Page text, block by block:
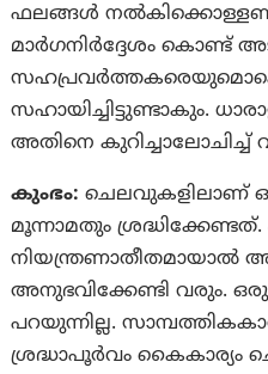
ഫലങ്ങള്‍
മാര്‍ഗനിര്‍ദ്ദേശം
സഹായിച്ചിട്ടുണ്ടാകും.
അതിനെ കുറിച്ചാലോചിച്ച്
കുംഭം: ചെലവുകളിലാണ്
മൂന്നാമതും
നിയന്ത്രണാതീതമായാല്‍
അനുഭവിക്കേണ്ടി വരും.
പറയുന്നില്ല.
ശ്രദ്ധാപൂര്‍വം കൈകാര്യം